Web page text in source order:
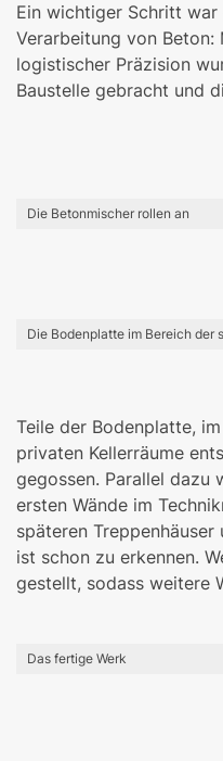
Ein wichtiger Schritt war
Verarbeitung von Beton:
logistischer Präzision
Baustelle gebracht und
Die Betonmischer rollen an
Die Bodenplatte im Bereich der
Teile der Bodenplatte,
privaten Kellerräume
gegossen. Parallel dazu
ersten Wände im
späteren
ist schon zu erkennen.
gestellt, sodass weitere
Das fertige Werk